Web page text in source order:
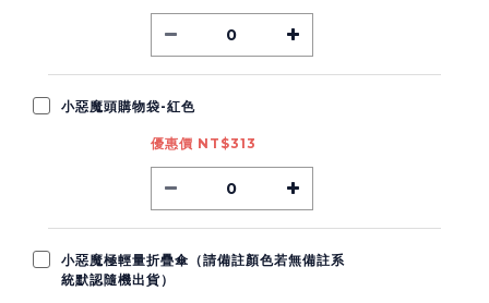
小惡魔頭購物袋-紅色
優惠價 NT$313
小惡魔極輕量折疊傘（請備註顏色若無備註系
統默認隨機出貨）